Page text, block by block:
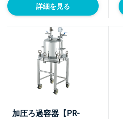
詳細を見る
加圧ろ過容器【PR-